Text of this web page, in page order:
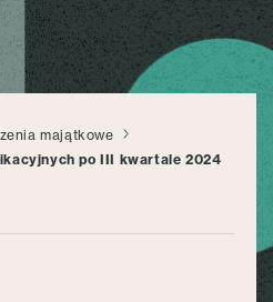
majątkowe
po III kwartale 2024